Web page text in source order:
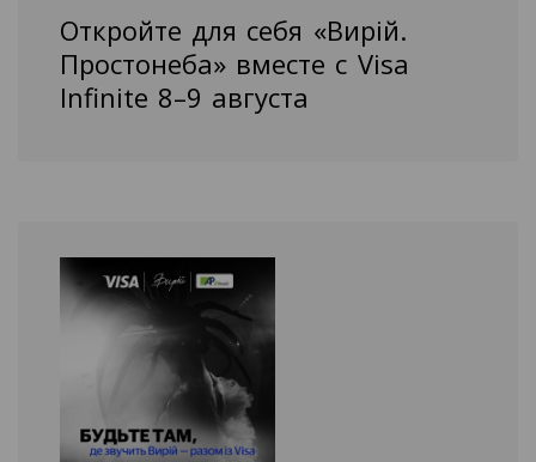
Откройте для себя «Вирій.
Простонеба» вместе с Visa
Infinite 8–9 августа